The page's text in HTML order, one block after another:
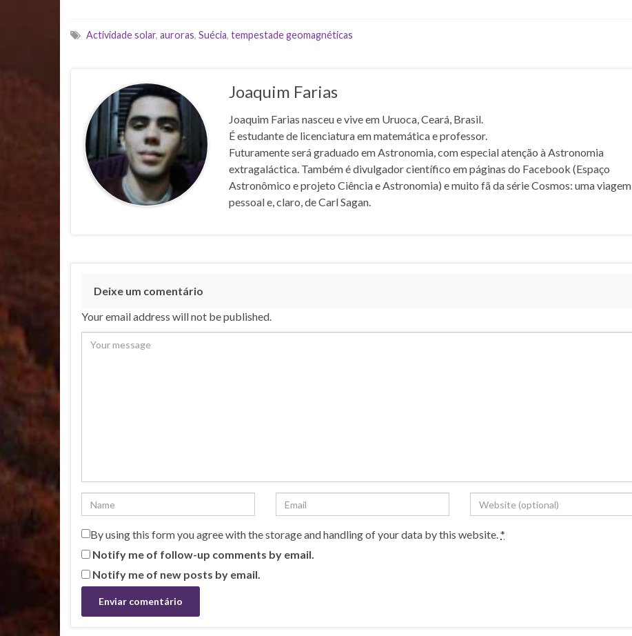
Actividade solar, auroras, Suécia, tempestade geomagnéticas
Joaquim Farias
Joaquim Farias nasceu e vive em Uruoca, Ceará, Brasil.
É estudante de licenciatura em matemática e professor.
Futuramente será graduado em Astronomia, com especial atenção à Astronomia
extragaláctica. Também é divulgador científico em páginas do Facebook (Espaço
Astronômico e projeto Ciência e Astronomia) e muito fã da série Cosmos: uma viagem
pessoal e, claro, de Carl Sagan.
Deixe um comentário
Your email address will not be published.
By using this form you agree with the storage and handling of your data by this website.*
Notify me of follow-up comments by email.
Notify me of new posts by email.